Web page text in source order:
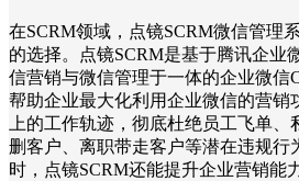
在SCRM领域，点镜SCRM微信管理
的选择。点镜SCRM是基于腾讯企业
信营销与微信管理于一体的企业微信
帮助企业最大化利用企业微信的营销
上的工作轨迹，彻底杜绝员工飞单
删客户、离职带走客户等潜在违规行
时，点镜SCRM还能提升企业营销能